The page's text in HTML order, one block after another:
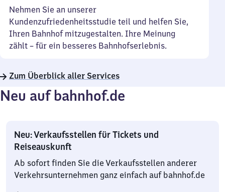
Nehmen Sie an unserer
Kundenzufriedenheitsstudie teil und helfen Sie,
Ihren Bahnhof mitzugestalten. Ihre Meinung
zählt – für ein besseres Bahnhofserlebnis.
Zum Überblick aller Services
Neu auf bahnhof.de
Neu: Verkaufsstellen für Tickets und
Reiseauskunft
Ab sofort finden Sie die Verkaufsstellen anderer
Verkehrsunternehmen ganz einfach auf bahnhof.de